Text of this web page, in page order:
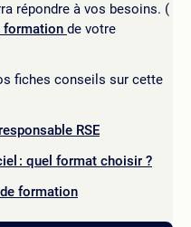
répondre à vos besoins. (
formation de votre
fiches conseils sur cette
RSE
: quel format choisir ?
formation